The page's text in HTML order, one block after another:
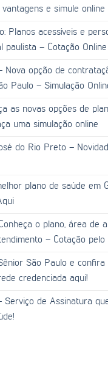
e simule online
Planos acessíveis e
paulista – Cotação Online
Nova opção de
Paulo – Simulação
as novas opções de
uma simulação online
do Rio Preto –
plano de saúde em
o plano, área de
– Cotação pelo
São Paulo e confira
credenciada aqui!
Serviço de Assinatura